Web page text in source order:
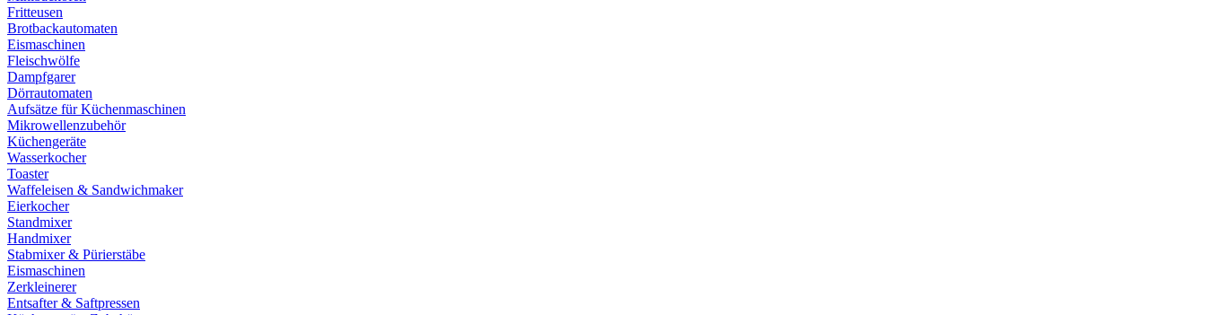
Fritteusen
Brotbackautomaten
Eismaschinen
Fleischwölfe
Dampfgarer
Dörrautomaten
Aufsätze für Küchenmaschinen
Mikrowellenzubehör
Küchengeräte
Wasserkocher
Toaster
Waffeleisen & Sandwichmaker
Eierkocher
Standmixer
Handmixer
Stabmixer & Pürierstäbe
Eismaschinen
Zerkleinerer
Entsafter & Saftpressen